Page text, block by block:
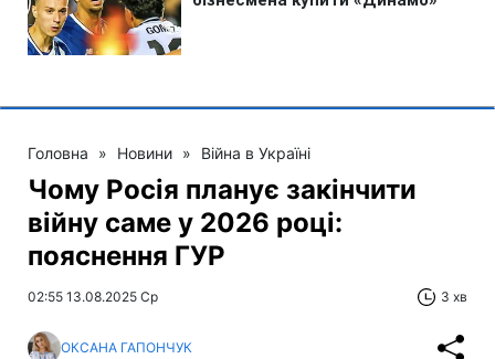
Головна » Новини » Війна в Україні
Чому Росія планує закінчити
війну саме у 2026 році:
пояснення ГУР
02:55 13.08.2025 Ср 3 хв
ОКСАНА ГАПОНЧУК